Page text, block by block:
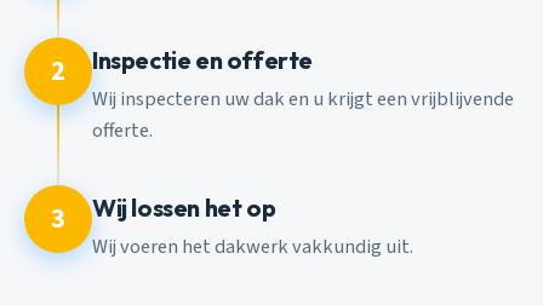
2 Inspectie en offerte
Wij inspecteren uw dak en u krijgt een vrijblijvende
offerte.
3 Wij lossen het op
Wij voeren het dakwerk vakkundig uit.